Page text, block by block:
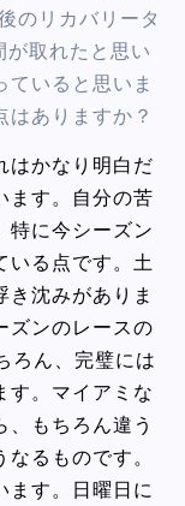
のリカバリータ
が取れたと思い
ていると思いま
はありますか？
はかなり明白だ
ます。自分の苦
特に今シーズン
いる点です。土
き沈みがありま
ズンのレースの
ろん、完璧には
す。マイアミな
、もちろん違う
るものです。
ます。日曜日に